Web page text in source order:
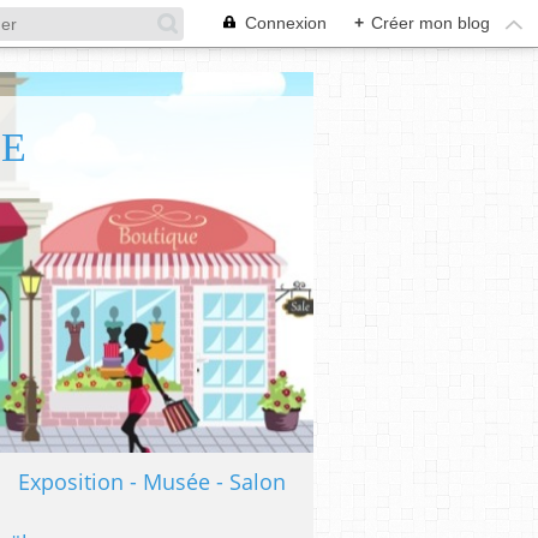
Connexion + Créer mon blog
Exposition - Musée - Salon